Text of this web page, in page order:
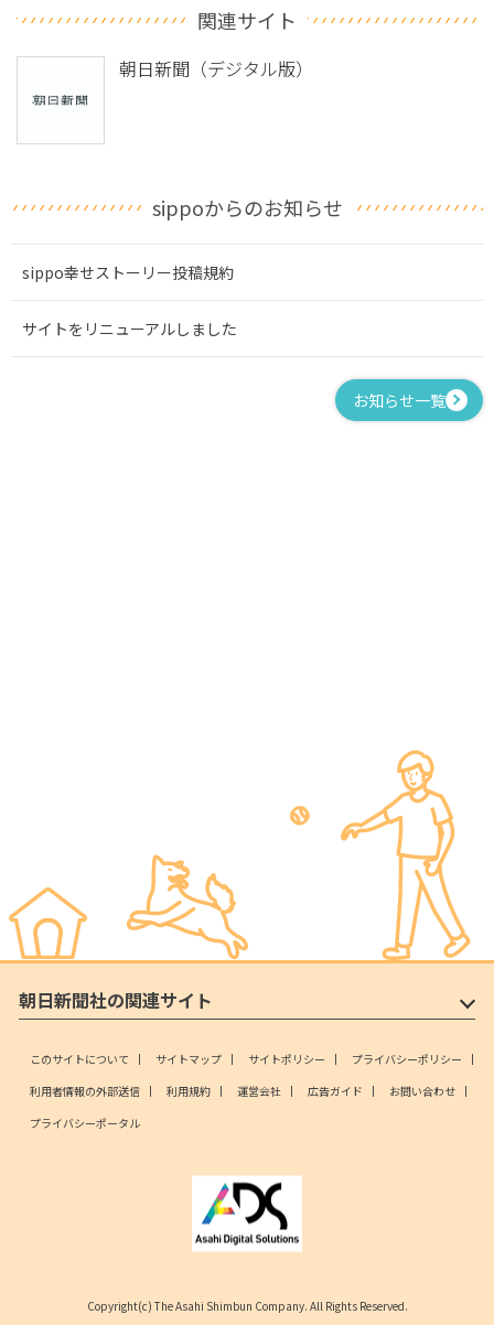
関連サイト
朝日新聞（デジタル版）
sippoからのお知らせ
sippo幸せストーリー投稿規約
サイトをリニューアルしました
お知らせ一覧
朝日新聞社の関連サイト
このサイトについて サイトマップ サイトポリシー
プライバシーポリシー
利用者情報の外部送信
利用規約 運営会社 広告ガイド
お問い合わせ
プライバシーポータル
Copyright(c) The Asahi Shimbun Company. All Rights Reserved.